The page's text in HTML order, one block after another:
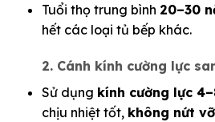
Tuổi thọ trung bình 20–30
hết các loại tủ bếp khác.
2. Cánh kính cường lực
Sử dụng kính cường lực
chịu nhiệt tốt, không nứt